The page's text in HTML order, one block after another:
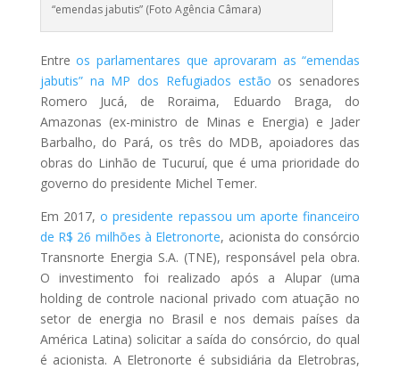
“emendas jabutis” (Foto Agência Câmara)
Entreos parlamentares que aprovaram as “emendas
jabutis” na MP dos Refugiados estão os senadores
Romero Jucá, de Roraima, Eduardo Braga, do
Amazonas (ex-ministro de Minas e Energia) e Jader
Barbalho, do Pará, os três do MDB, apoiadores das
obras do Linhão de Tucuruí, que é uma prioridade do
governo do presidente Michel Temer.
Em 2017,o presidente repassou um aporte financeiro
de R$ 26 milhões à Eletronorte, acionista do consórcio
Transnorte Energia S.A. (TNE), responsável pela obra.
O investimento foi realizado após a Alupar (uma
holding de controle nacional privado com atuação no
setor de energia no Brasil e nos demais países da
América Latina) solicitar a saída do consórcio, do qual
é acionista. A Eletronorte é subsidiária da Eletrobras,